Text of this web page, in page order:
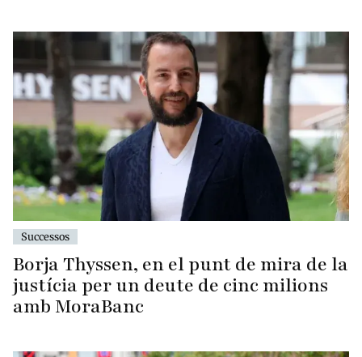
Successos
Borja Thyssen, en el punt de mira de la
justícia per un deute de cinc milions
amb MoraBanc